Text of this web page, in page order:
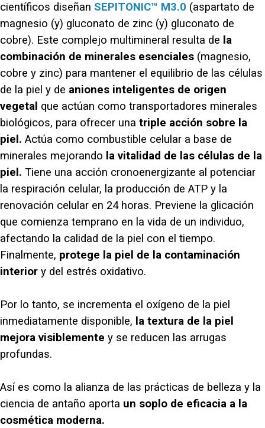
científicos diseñan SEPITONIC™ M3.0 (aspartato de
magnesio (y) gluconato de zinc (y) gluconato de
cobre). Este complejo multimineral resulta de la
combinación de minerales esenciales (magnesio,
cobre y zinc) para mantener el equilibrio de las células
de la piel y de aniones inteligentes de origen
vegetal que actúan como transportadores minerales
biológicos, para ofrecer una triple acción sobre la
piel. Actúa como combustible celular a base de
minerales mejorando la vitalidad de las células de la
piel. Tiene una acción cronoenergizante al potenciar
la respiración celular, la producción de ATP y la
renovación celular en 24 horas. Previene la glicación
que comienza temprano en la vida de un individuo,
afectando la calidad de la piel con el tiempo.
Finalmente, protege la piel de la contaminación
interior y del estrés oxidativo.
Por lo tanto, se incrementa el oxígeno de la piel
inmediatamente disponible, la textura de la piel
mejora visiblemente y se reducen las arrugas
profundas.
Así es como la alianza de las prácticas de belleza y la
ciencia de antaño aporta un soplo de eficacia a la
cosmética moderna.